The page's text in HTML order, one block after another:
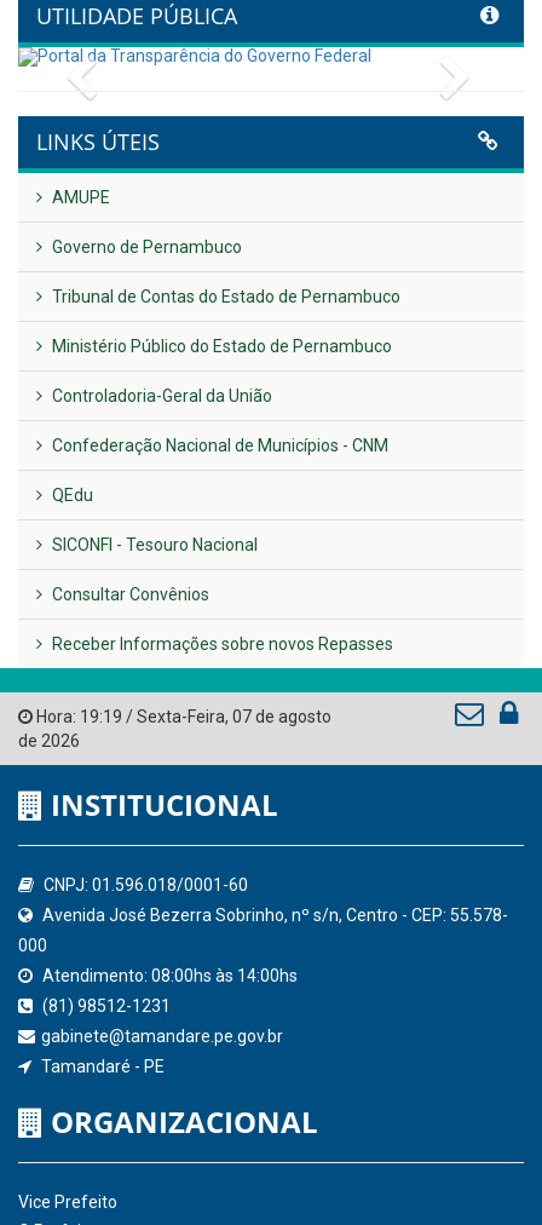
UTILIDADE PÚBLICA
Previous
LINKS ÚTEIS
AMUPE
Governo de Pernambuco
Tribunal de Contas do Estado de Pernambuco
Ministério Público do Estado de Pernambuco
Controladoria-Geral da União
Confederação Nacional de Municípios - CNM
QEdu
SICONFI - Tesouro Nacional
Consultar Convênios
Receber Informações sobre novos Repasses
Hora: 19:19 /Sexta-Feira, 07 de agosto
de 2026
INSTITUCIONAL
CNPJ: 01.596.018/0001-60
Avenida José Bezerra Sobrinho, nº s/n, Centro - CEP: 55.578-
000
Atendimento: 08:00hs às 14:00hs
(81) 98512-1231
gabinete@tamandare.pe.gov.br
Tamandaré - PE
ORGANIZACIONAL
Vice Prefeito